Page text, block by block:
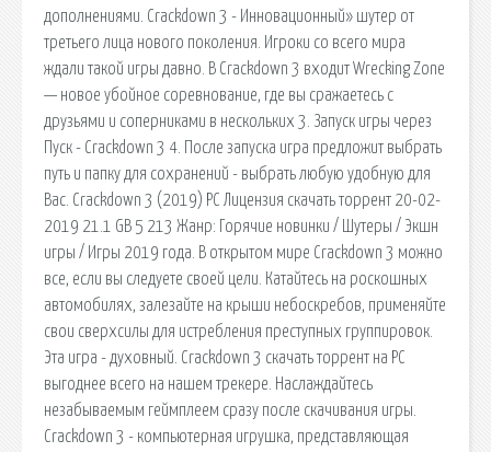
дополнениями. Crackdown 3 - Инновационный» шутер от
третьего лица нового поколения. Игроки со всего мира
ждали такой игры давно. В Crackdown 3 входит Wrecking Zone
— новое убойное соревнование, где вы сражаетесь с
друзьями и соперниками в нескольких 3. Запуск игры через
Пуск - Crackdown 3 4. После запуска игра предложит выбрать
путь и папку для сохранений - выбрать любую удобную для
Вас. Crackdown 3 (2019) PC Лицензия скачать торрент 20-02-
2019 21.1 GB 5 213 Жанр: Горячие новинки / Шутеры / Экшн
игры / Игры 2019 года. В открытом мире Crackdown 3 можно
все, если вы следуете своей цели. Катайтесь на роскошных
автомобилях, залезайте на крыши небоскребов, применяйте
свои сверхсилы для истребления преступных группировок.
Эта игра - духовный. Crackdown 3 скачать торрент на PC
выгоднее всего на нашем трекере. Наслаждайтесь
незабываемым геймплеем сразу после скачивания игры.
Crackdown 3 - компьютерная игрушка, представляющая